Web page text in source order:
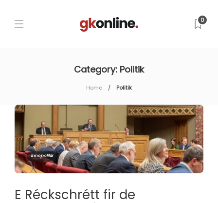
0
Category: Politik
Home Politik
Innepolitik
E Réckschrétt fir de